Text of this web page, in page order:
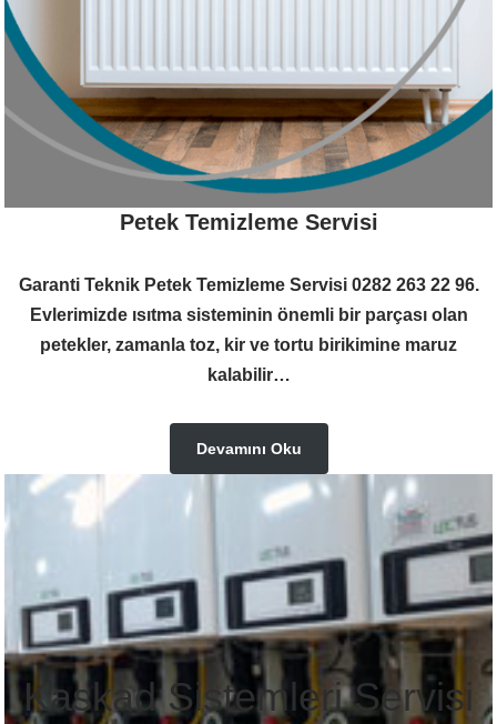
Petek Temizleme Servisi
Garanti Teknik Petek Temizleme Servisi 0282 263 22 96.
Evlerimizde ısıtma sisteminin önemli bir parçası olan
petekler, zamanla toz, kir ve tortu birikimine maruz
kalabilir…
Devamını Oku
Kaskad Sistemleri Servisi